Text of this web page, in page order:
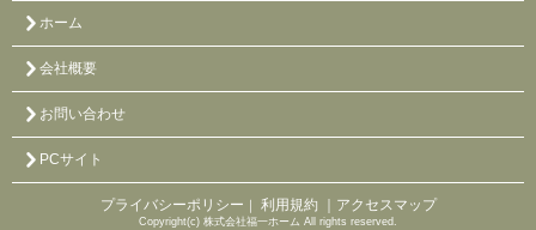
ホーム
会社概要
お問い合わせ
PCサイト
プライバシーポリシー ｜ 利用規約 ｜アクセスマップ
Copyright(c) 株式会社福一ホーム All rights reserved.